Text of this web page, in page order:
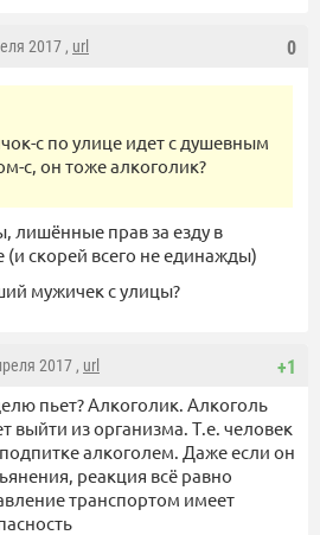
0
2017 , url
с по улице идет с душевным
с, он тоже алкоголик?
лишённые прав за езду в
(и скорей всего не единажды)
мужичек с улицы?
+1
2017 , url
пьет? Алкоголик. Алкоголь
выйти из организма. Т.е. человек
алкоголем. Даже если он
реакция всё равно
транспортом имеет